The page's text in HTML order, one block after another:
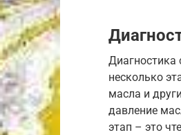
Диагностика
несколько
масла и
давление
этап – это